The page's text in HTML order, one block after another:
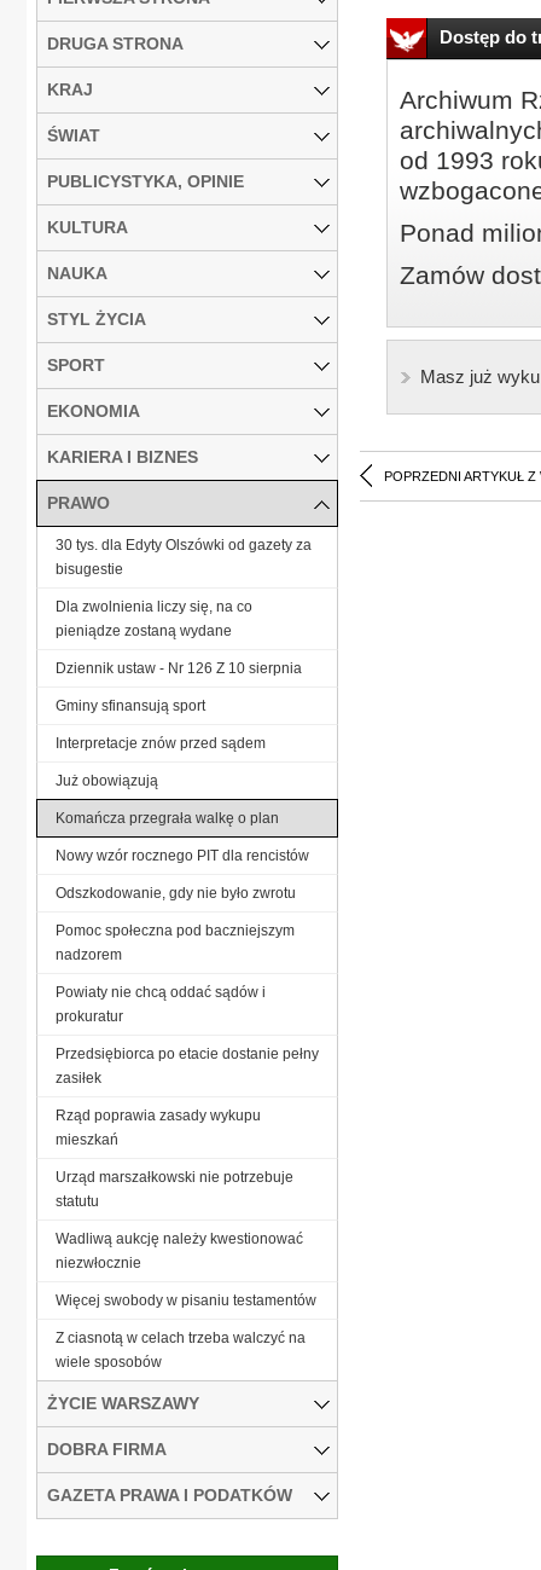
Dostęp do
Archiwum
od 1993
Ponad
Zamów
Masz już
POPRZEDNI ARTYKUŁ Z
DRUGA STRONA
KRAJ
ŚWIAT
PUBLICYSTYKA, OPINIE
KULTURA
NAUKA
STYL ŻYCIA
SPORT
EKONOMIA
KARIERA I BIZNES
PRAWO
30 tys. dla Edyty Olszówki od gazety za
bisugestie
Dla zwolnienia liczy się, na co
pieniądze zostaną wydane
Dziennik ustaw - Nr 126 Z 10 sierpnia
Gminy sfinansują sport
Interpretacje znów przed sądem
Już obowiązują
Komańcza przegrała walkę o plan
Nowy wzór rocznego PIT dla rencistów
Odszkodowanie, gdy nie było zwrotu
Pomoc społeczna pod baczniejszym
nadzorem
Powiaty nie chcą oddać sądów i
prokuratur
Przedsiębiorca po etacie dostanie pełny
zasiłek
Rząd poprawia zasady wykupu
mieszkań
Urząd marszałkowski nie potrzebuje
statutu
Wadliwą aukcję należy kwestionować
niezwłocznie
Więcej swobody w pisaniu testamentów
Z ciasnotą w celach trzeba walczyć na
wiele sposobów
ŻYCIE WARSZAWY
DOBRA FIRMA
GAZETA PRAWA I PODATKÓW